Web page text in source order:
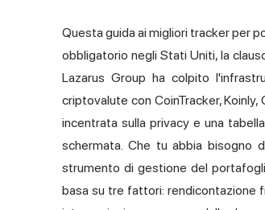
Questa guida ai migliori tracker per
obbligatorio negli Stati Uniti, la
Lazarus Group ha colpito
criptovalute con CoinTracker, Koinly,
incentrata sulla privacy e una
schermata. Che tu abbia
strumento di gestione del
basa su tre fattori: rendicontazione